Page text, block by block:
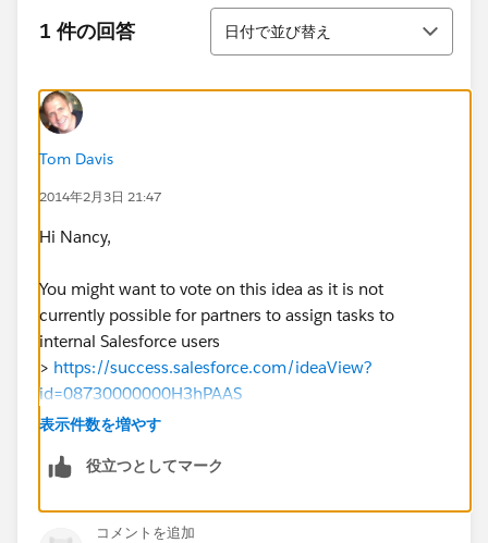
1 件の回答
並び替え
日付で並び替え
Tom Davis
2014年2月3日 21:47
Hi Nancy,
You might want to vote on this idea as it is not
currently possible for partners to assign tasks to
internal Salesforce users
> https://success.salesforce.com/ideaView?
id=08730000000H3hPAAS
表示件数を増やす
役立つとしてマーク
コメントを追加